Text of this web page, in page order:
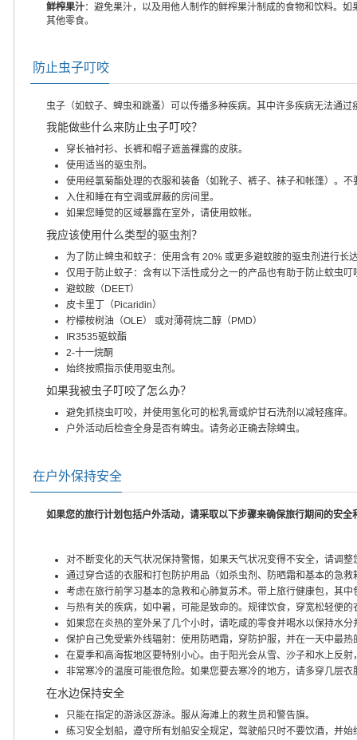
鲜榨果汁：避免果汁，以及用他人制作的鲜榨果汁制成的食物和饮料。
其他零食。
防止虫子叮咬
虫子（如蚊子、蜱虫和跳蚤）可以传播多种疾病。其中许多疾病无法通
我能做些什么来防止虫子叮咬？
穿长袖衬衫、长裤和帽子遮盖裸露的皮肤。
使用适当的驱虫剂。
使用经氯菊酯处理的衣服和装备（如靴子、裤子、袜子和帐篷）。
入住和睡在有空调或屏蔽的房间里。
如果您睡觉的区域暴露在室外，请使用蚊帐。
我应该使用什么类型的驱虫剂？
为了防止蜱虫和蚊子：使用含有 20% 或更多避蚊胺的驱虫剂进行长
仅用于防止蚊子：含有以下活性成分之一的产品也有助于防止蚊虫
避蚊胺（DEET）
皮卡里丁（Picaridin）
柠檬桉树油（OLE） 或对薄荷烷二醇（PMD）
IR3535驱蚊酯
2-十一烷酮
始终按照指示使用驱虫剂。
如果我被虫子叮咬了怎么办？
避免抓挠虫叮咬，并使用氢化可的松乳膏或炉甘石洗剂以减轻瘙痒。
户外活动后检查全身是否有蜱虫。请务必正确去除蜱虫。
在户外保持安全
如果您的旅行计划包括户外活动，请采取以下步骤来确保旅行期间的安全
对不断变化的天气状况保持警惕，如果天气状况变得不安全，请调整
通过穿合适的衣服和打包防护用品（如杀虫剂、防晒霜和基本的急救
考虑在旅行前学习基本的急救和心肺复苏术。带上旅行健康包，其
与热有关的疾病，如中暑，可能是致命的。规律饮食，穿宽松轻便
如果您在炎热的室外呆了几个小时，请吃咸的零食并喝水以保持水
保护自己免受紫外线辐射：使用防晒霜，穿防护服，并在一天中最热
在夏季和高海拔地区要特别小心。由于阳光会从雪、沙子和水上反
非常寒冷的温度可能很危险。如果您要去寒冷的地方，请多穿几层
在水边保持安全
只能在指定的游泳区游泳。服从海滩上的救生员和警告旗。
练习安全划船，遵守所有划船安全规定，驾驶船只时不要饮酒，并始